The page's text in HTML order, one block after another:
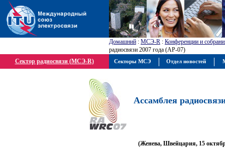
Домашний : МСЭ-R : Конференции и
радиосвязи 2007 года (АР-07)
Сектор радиосвязи (МСЭ-R)
Ассамблея
(Женева, Швейцария, 15
Секторы МСЭ Отдел новостей